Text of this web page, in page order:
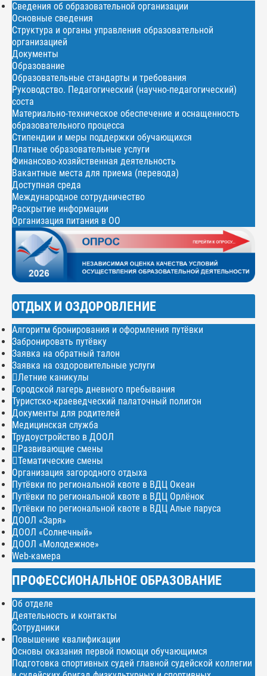
Сведения об образовательной организации
Основные сведения
Структура и органы управления образовательной
организацией
Документы
Образование
Образовательные стандарты и требования
Руководство. Педагогический (научно-педагогический)
соста
Материально-техническое обеспечение и оснащенность
образовательного процесса
Стипендии и меры поддержки обучающихся
Платные образовательные услуги
Финансово-хозяйственная деятельность
Вакантные места для приема (перевода)
Доступная среда
Международное сотрудничество
Раскрытие информации
Организация питания в ОО
ОТДЫХ И ОЗДОРОВЛЕНИЕ
Алгоритм бронирования и оформления путёвки
Забронировать путёвку
Заявка на обратный талон
Заявка на оздоровительные услуги
Летние каникулы
Городской лагерь дневного пребывания
Туристско-краеведческий палаточный полигон
Документы для родителей
Медицинская служба
Трудоустройство в ДООЛ
Развивающие смены
Тематические смены
Организация загородного отдыха
Путёвки по региональной квоте в ВДЦ Океан
Путёвки по региональной квоте в ВДЦ Орлёнок
Путёвки по региональной квоте в ВДЦ Алые паруса
ДООЛ «Заря»
ДООЛ «Солнечный»
ДООЛ «Молодежное»
Web-камера
ПРОФЕССИОНАЛЬНОЕ ОБРАЗОВАНИЕ
Об отделе
Деятельность и контакты
Сотрудники
Повышение квалификации
Основы оказания первой помощи обучающимся
Подготовка спортивных судей главной судейской коллегии